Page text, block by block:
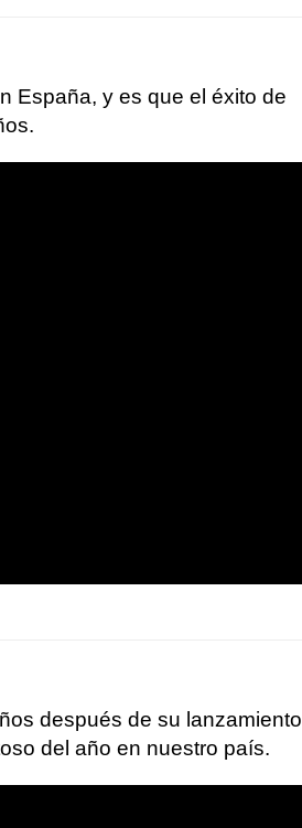
España, y es que el éxito de
después de su lanzamiento
del año en nuestro país.